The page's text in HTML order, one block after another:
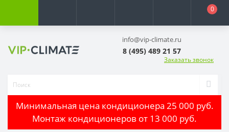
0
info@vip-climate.ru
8 (495) 489 21 57
Заказать звонок
Минимальная цена кондиционера 25 000 руб.
Монтаж кондиционеров от 13 000 руб.